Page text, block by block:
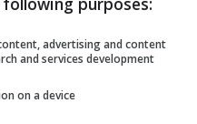
ndërmjet
dhe luftimin e
sfidë në
advertising and content
and services development
on a device